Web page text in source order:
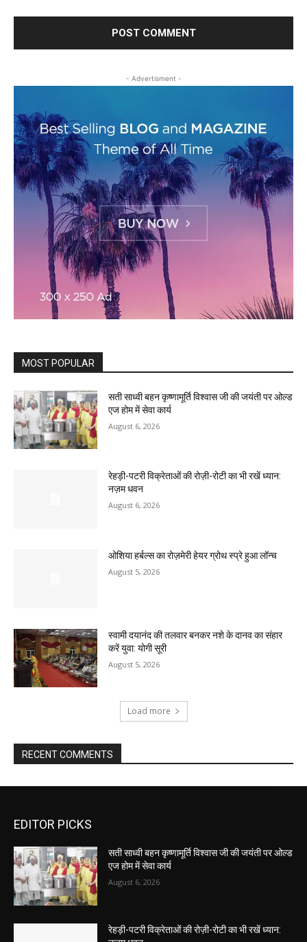
- Advertisment -
MOST POPULAR
सती साध्वी बहन कृष्णामूर्ति विश्वास जी की जयंती पर ओल्ड
एज होम में सेवा कार्य
August 6, 2026
रेहड़ी-पटरी विक्रेताओं की रोज़ी-रोटी का भी रखें ध्यान:
नज़म धवन
August 6, 2026
ओशिया हर्बल्स का रोज़मेरी हेयर ग्रोथ स्प्रे हुआ लॉन्च
August 5, 2026
स्वामी दयानंद की तलवार बनकर नशे के दानव का संहार
करें युवा: योगी सूरी
August 5, 2026
Load more
RECENT COMMENTS
EDITOR PICKS
सती साध्वी बहन कृष्णामूर्ति विश्वास जी की जयंती पर ओल्ड
एज होम में सेवा कार्य
August 6, 2026
रेहड़ी-पटरी विक्रेताओं की रोज़ी-रोटी का भी रखें ध्यान: